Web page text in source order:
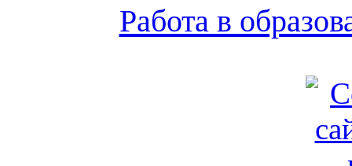
Работа в